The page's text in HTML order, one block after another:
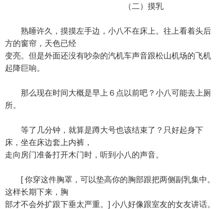
（二）摸乳
熟睡许久，摸摸左手边，小八不在床上。往上看着头后
方的窗帘，天色已经
变亮。但是外面还没有吵杂的汽机车声音跟松山机场的飞机
起降巨响。
那么现在时间大概是早上６点以前吧？小八可能去上厕
所。
等了几分钟，就算是蹲大号也该结束了？只好起身下
床，坐在床边套上内裤，
走向房门准备打开木门时，听到小八的声音。
[ 你穿这件胸罩，可以垫高你的胸部跟把两侧副乳集中。
这样长期下来，胸
部才不会外扩跟下垂太严重。] 小八好像跟室友的女友讲话。